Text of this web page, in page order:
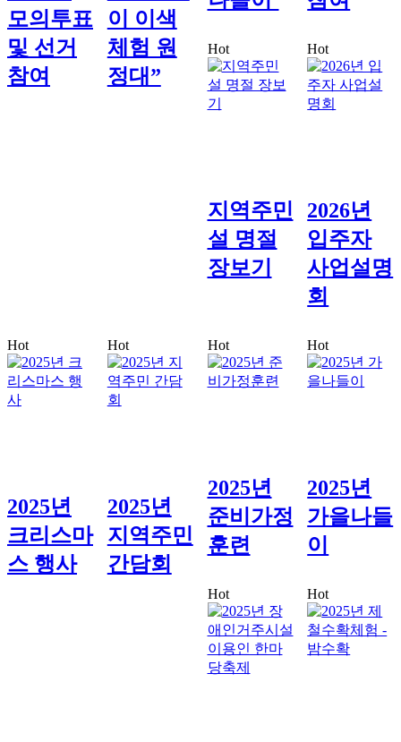
모의투표
및 선거
참여
이 이색
체험 원
정대”
Hot
지역주민
설 명절
장보기
Hot
2026년
입주자
사업설명
회
Hot
2025년
크리스마
스 행사
Hot
2025년
지역주민
간담회
Hot
2025년
준비가정
훈련
Hot
2025년
가을나들
이
Hot Hot